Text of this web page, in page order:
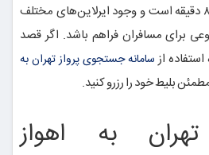
تهران به اهواز حدود ۷۰ تا ۸۰ دقیقه است و وجود ایرلاین‌های مختلف
برای مسافران فراهم باشد. اگر قصد
از سامانه جستجوی پرواز تهران به
بلیط خود را رزرو کنید.
به اهواز